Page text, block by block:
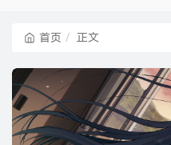
首页 正文